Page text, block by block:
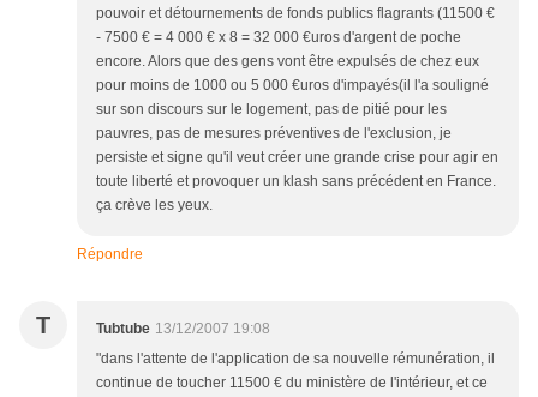
pouvoir et détournements de fonds publics flagrants (11500 €
- 7500 € = 4 000 € x 8 = 32 000 €uros d'argent de poche
encore. Alors que des gens vont être expulsés de chez eux
pour moins de 1000 ou 5 000 €uros d'impayés(il l'a souligné
sur son discours sur le logement, pas de pitié pour les
pauvres, pas de mesures préventives de l'exclusion, je
persiste et signe qu'il veut créer une grande crise pour agir en
toute liberté et provoquer un klash sans précédent en France.
ça crève les yeux.
Répondre
T Tubtube 13/12/2007 19:08
"dans l'attente de l'application de sa nouvelle rémunération, il
continue de toucher 11500 € du ministère de l'intérieur, et ce